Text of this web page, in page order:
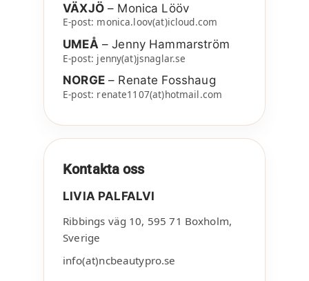
VÄXJÖ– Monica Lööv
E-post: monica.loov(at)icloud.com
UMEÅ – Jenny Hammarström
E-post: jenny(at)jsnaglar.se
NORGE– Renate Fosshaug
E-post: renate1107(at)hotmail.com
Kontakta oss
LIVIA PALFALVI
Ribbings väg 10, 595 71 Boxholm,
Sverige
info(at)ncbeautypro.se